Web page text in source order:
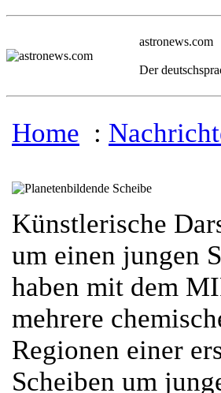
astronews.com
Der
Home :
Künstlerische
um einen jungen
haben mit dem
mehrere
Regionen einer
Scheiben um